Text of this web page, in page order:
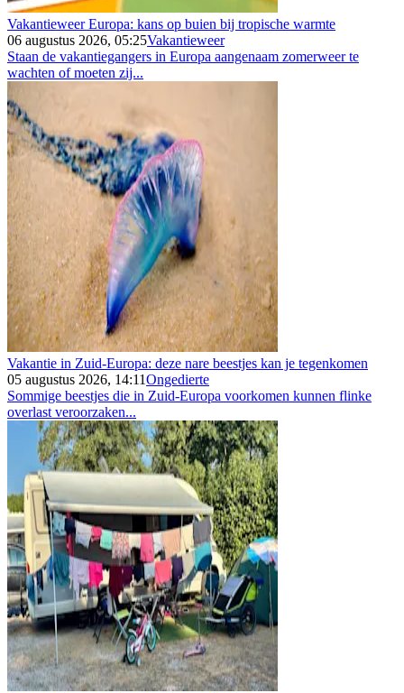
Vakantieweer Europa: kans op buien bij tropische warmte
06 augustus 2026, 05:25Vakantieweer
Staan de vakantiegangers in Europa aangenaam zomerweer te
wachten of moeten zij...
Vakantie in Zuid-Europa: deze nare beestjes kan je tegenkomen
05 augustus 2026, 14:11Ongedierte
Sommige beestjes die in Zuid-Europa voorkomen kunnen flinke
overlast veroorzaken...